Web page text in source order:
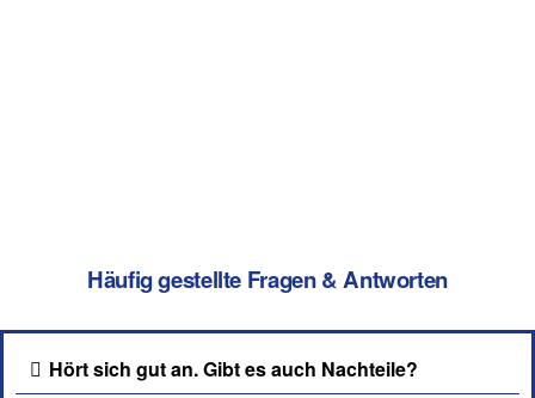
Häufig gestellte Fragen & Antworten
Hört sich gut an. Gibt es auch Nachteile?